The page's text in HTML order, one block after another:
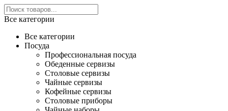
Все категории
Все категории
Посуда
Профессиональная посуда
Обеденные сервизы
Столовые сервизы
Чайные сервизы
Кофейные сервизы
Столовые приборы